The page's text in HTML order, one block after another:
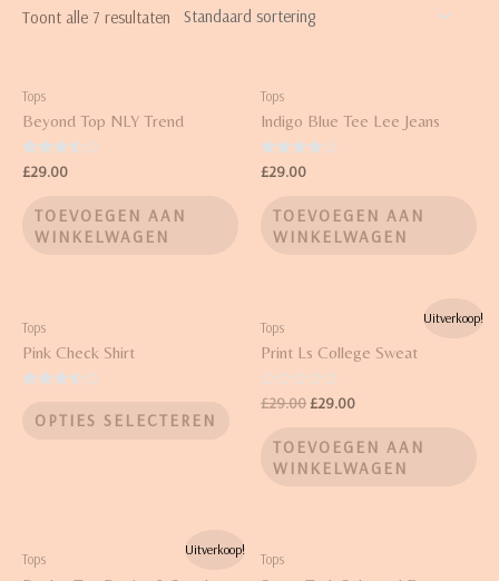
Toont alle 7 resultaten
Tops
Beyond Top NLY Trend
Waardering
3.50
£29.00
TOEVOEGEN AAN
WINKELWAGEN
Tops
Indigo Blue Tee Lee Jeans
Waardering
4.00
£29.00
TOEVOEGEN AAN
WINKELWAGEN
Tops
Pink Check Shirt
3.50
uit 5OPTIES SELECTEREN
Uitverkoop!
Tops
Print Ls College Sweat
Waardering
0
£29.00 £29.00
TOEVOEGEN AAN
WINKELWAGEN
Uitverkoop!
Tops Tops